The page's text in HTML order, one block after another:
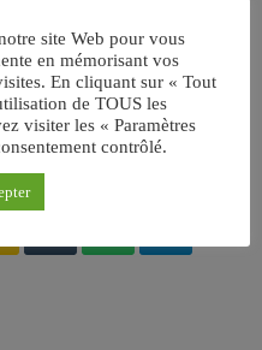
site Web pour vous
en mémorisant vos
En cliquant sur « Tout
de TOUS les
visiter les « Paramètres
contrôlé.